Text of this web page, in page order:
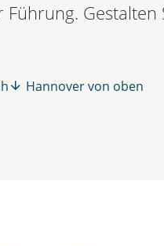
Gestalten
Hannover von oben